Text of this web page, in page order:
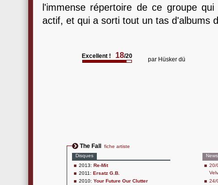
l'immense répertoire de ce groupe
actif, et qui a sorti tout un tas d'albums
Excellent ! 18/20 par Hüsker dü
The Fall
fiche artiste
Disques
2013: Re-Mit
2011: Ersatz G.B.
2010: Your Future Our Clutter
News
20/
24/